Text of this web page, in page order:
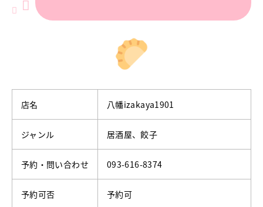
店名 八幡izakaya1901
ジャンル 居酒屋、餃子
予約・問い合わせ 093-616-8374
予約可否 予約可